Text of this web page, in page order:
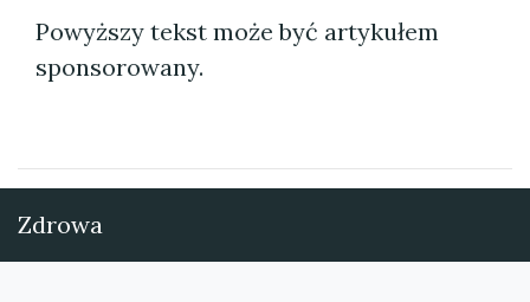
Powyższy tekst może być artykułem
sponsorowany.
Zdrowa